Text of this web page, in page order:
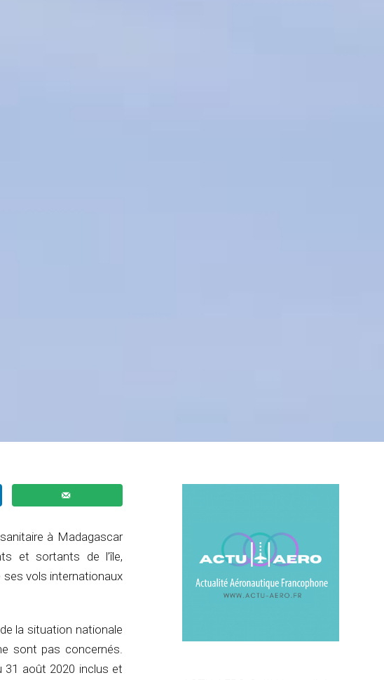
à Madagascar
et sortants de l’île,
ses vols internationaux
la situation nationale
sont pas concernés.
31 août 2020 inclus et